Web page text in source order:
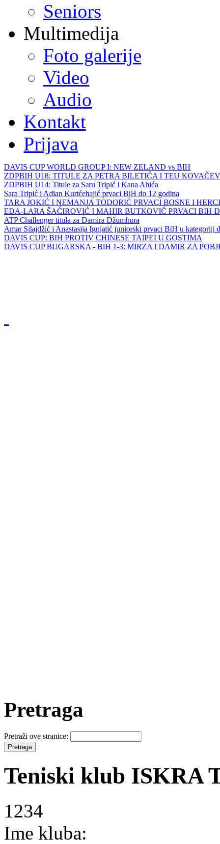
Seniors
Multimedija
Foto galerije
Video
Audio
Kontakt
Prijava
DAVIS CUP WORLD GROUP I: NEW ZELAND vs BIH
ZDPBIH U18: TITULE ZA PETRA BILETIĆA I TEU
ZDPBIH U14: Titule za Saru Tripić i Kana Ahića
Sara Tripić i Adian Kurtćehajić prvaci BiH do 12 godina
TARA JOKIĆ I NEMANJA TODORIĆ PRVACI BOSNE I
EDA-LARA ŠAĆIROVIĆ I MAHIR BUTKOVIĆ PRVACI BIH
ATP Challenger titula za Damira Džumhura
Amar Silajdžić i Anastasija Ignjatić juniorski prvaci BiH u kategoriji
DAVIS CUP: BIH PROTIV CHINESE TAIPEI U GOSTIMA
DAVIS CUP BUGARSKA - BIH 1-3: MIRZA I DAMIR ZA
Pretraga
Pretraži ove stranice:
Teniski klub ISKRA
1234
Ime kluba: